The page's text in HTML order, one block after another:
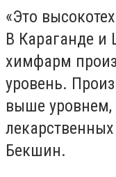
«Это
В Караганде и
химфарм
уровень.
выше уровнем,
лекарственных
Бекшин.